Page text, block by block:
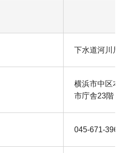
下水道河川
横浜市中区
市庁舎23階
045-671-